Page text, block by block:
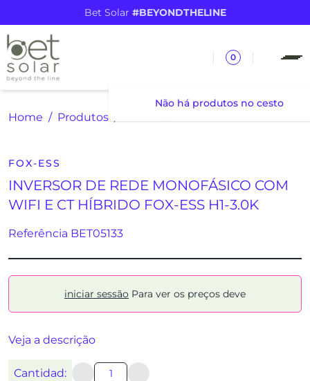
Bet Solar #BEYONDTHELINE
0
Não há produtos no cesto
Home Produtos
FOX-ESS
INVERSOR DE REDE MONOFÁSICO COM
WIFI E CT HÍBRIDO FOX-ESS H1-3.0K
Referência BET05133
iniciar sessão Para ver os preços deve
Veja a descrição
Cantidad: